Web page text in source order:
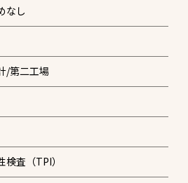
なし
検査（TPI）